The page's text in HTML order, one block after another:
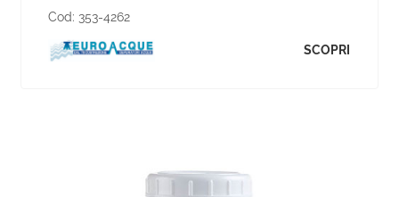
Cod: 353-4262
SCOPRI